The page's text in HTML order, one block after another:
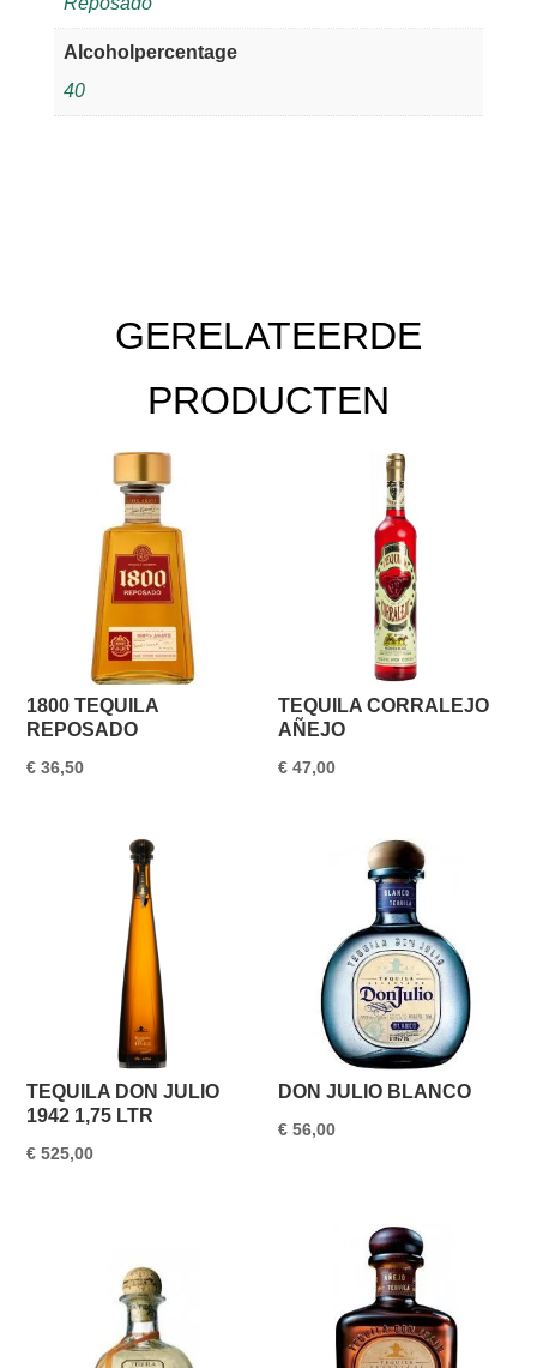
Alcoholpercentage
40
GERELATEERDE
PRODUCTEN
1800 TEQUILA
REPOSADO
€ 36,50
TEQUILA CORRALEJO
AÑEJO
€ 47,00
TEQUILA DON JULIO
1942 1,75 LTR
€ 525,00
DON JULIO BLANCO
€ 56,00